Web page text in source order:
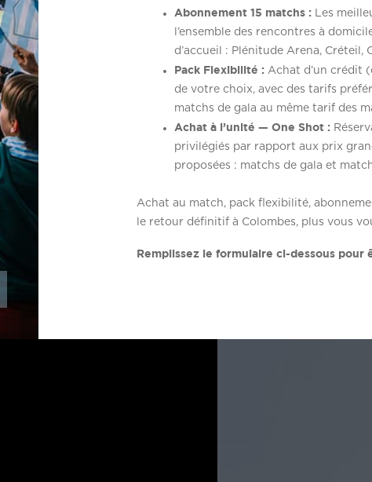
Abonnement 15 matchs : Les
l’ensemble des rencontres à
d’accueil : Plénitude Arena, Créteil,
Pack Flexibilité : Achat d’un crédit
de votre choix, avec des tarifs
matchs de gala au même tarif des
Achat à l’unité — One Shot :
privilégiés par rapport aux prix
proposées : matchs de gala et
Achat au match, pack flexibilité,
le retour définitif à Colombes, plus vous
Remplissez le formulaire ci-dessous pour